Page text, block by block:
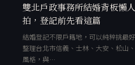
雙北戶政事務所結婚背板懶
拍，登記前先看這篇
結婚登記不限戶籍地，可以純粹挑最
整理台北市信義、士林、大安、松山
風格，與…